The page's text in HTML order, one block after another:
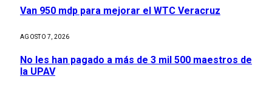
Van 950 mdp para mejorar el WTC Veracruz
AGOSTO 7, 2026
No les han pagado a más de 3 mil 500 maestros de
la UPAV